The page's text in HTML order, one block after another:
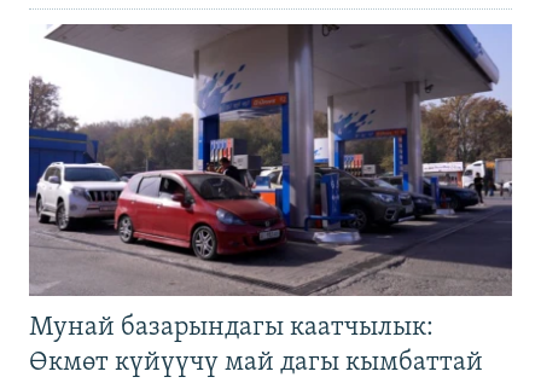
Мунай базарындагы каатчылык:
Өкмөт күйүүчү май дагы кымбаттай